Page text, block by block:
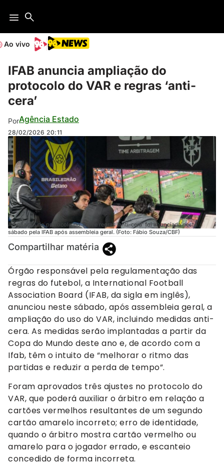
Ao vivo
IFAB anuncia ampliação do
protocolo do VAR e regras ‘anti-
cera’
PorAgência Estado
28/02/2026 20:11
Ampliação do protocolo do VAR e regras 'anti-cera' foi anunciada neste
sábado pela IFAB após assembleia geral. (Foto: Fábio Souza/CBF)
Compartilhar matéria
Órgão responsável pela regulamentação das
regras do futebol, a International Football
Association Board (IFAB, da sigla em inglês),
anunciou neste sábado, após assembleia geral, a
ampliação do uso do VAR, incluindo medidas anti-
cera. As medidas serão implantadas a partir da
Copa do Mundo deste ano e, de acordo com a
Ifab, têm o intuito de “melhorar o ritmo das
partidas e reduzir a perda de tempo”.
Foram aprovados três ajustes no protocolo do
VAR, que poderá auxiliar o árbitro em relação a
cartões vermelhos resultantes de um segundo
cartão amarelo incorreto; erro de identidade,
quando o árbitro mostra cartão vermelho ou
amarelo para o jogador errado, e escanteio
concedido de forma incorreta.